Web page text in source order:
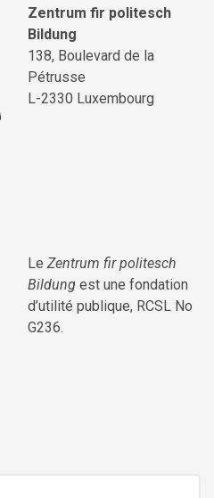
Zentrum fir politesch
Bildung
138, Boulevard de la
Pétrusse
L-2330 Luxembourg
Le Zentrum fir politesch
Bildung est une fondation
d’utilité publique, RCSL No
G236.